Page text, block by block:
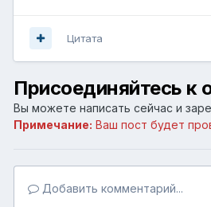
Цитата
Присоединяйтесь
Вы можете написать сейчас и
Примечание: Ваш пост будет
Добавить комментарий...